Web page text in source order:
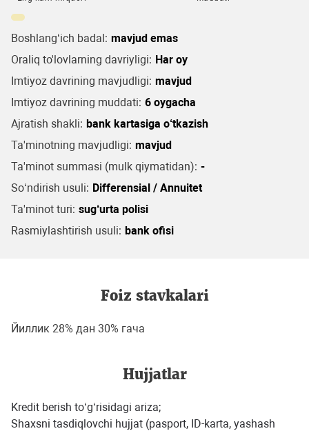
Boshlang‘ich badal: mavjud emas
Oraliq to'lovlarning davriyligi: Har oy
Imtiyoz davrining mavjudligi: mavjud
Imtiyoz davrining muddati: 6 oygacha
Ajratish shakli: bank kartasiga o‘tkazish
Ta'minotning mavjudligi: mavjud
Ta'minot summasi (mulk qiymatidan): -
So‘ndirish usuli: Differensial / Annuitet
Ta'minot turi: sug‘urta polisi
Rasmiylashtirish usuli: bank ofisi
Foiz stavkalari
Йиллик 28% дан 30% гача
Hujjatlar
Kredit berish to‘g‘risidagi ariza;
Shaxsni tasdiqlovchi hujjat (pasport, ID-karta, yashash